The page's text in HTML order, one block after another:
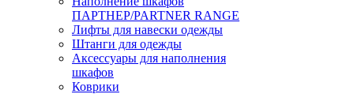
ПАРТНЕР/PARTNER RANGE
Лифты для навески одежды
Штанги для одежды
Аксессуары для наполнения
шкафов
Коврики